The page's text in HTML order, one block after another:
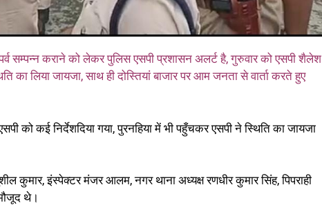
सम्पन्न कराने को लेकर पुलिस एसपी प्रशासन अलर्ट है, गुरुवार को एसपी शैलेश
का लिया जायजा, साथ ही दोस्तियां बाजार पर आम जनता से वार्ता करते हुए
को कई निर्देशदिया गया, पुरनहिया में भी पहुँचकर एसपी ने स्थिति का जायजा
कुमार, इंस्पेक्टर मंजर आलम, नगर थाना अध्यक्ष रणधीर कुमार सिंह, पिपराही
थे।